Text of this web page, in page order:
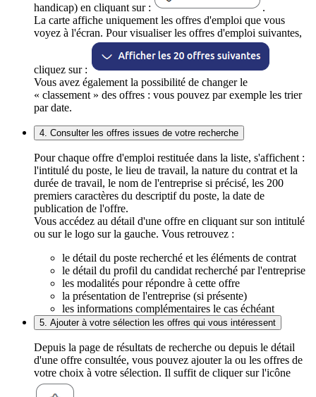
handicap) en cliquant sur :
.
La carte affiche uniquement les offres d'emploi que vous
voyez à l'écran. Pour visualiser les offres d'emploi suivantes,
cliquez sur :
Vous avez également la possibilité de changer le
« classement » des offres : vous pouvez par exemple les trier
par date.
4. Consulter les offres issues de votre recherche
Pour chaque offre d'emploi restituée dans la liste, s'affichent :
l'intitulé du poste, le lieu de travail, la nature du contrat et la
durée de travail, le nom de l'entreprise si précisé, les 200
premiers caractères du descriptif du poste, la date de
publication de l'offre.
Vous accédez au détail d'une offre en cliquant sur son intitulé
ou sur le logo sur la gauche. Vous retrouvez :
le détail du poste recherché et les éléments de contrat
le détail du profil du candidat recherché par l'entreprise
les modalités pour répondre à cette offre
la présentation de l'entreprise (si présente)
les informations complémentaires le cas échéant
5. Ajouter à votre sélection les offres qui vous intéressent
Depuis la page de résultats de recherche ou depuis le détail
d'une offre consultée, vous pouvez ajouter la ou les offres de
votre choix à votre sélection. Il suffit de cliquer sur l'icône